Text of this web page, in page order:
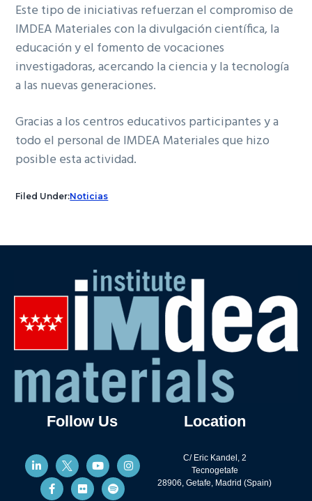
Este tipo de iniciativas refuerzan el compromiso de
IMDEA Materiales con la divulgación científica, la
educación y el fomento de vocaciones
investigadoras, acercando la ciencia y la tecnología
a las nuevas generaciones.
Gracias a los centros educativos participantes y a
todo el personal de IMDEA Materiales que hizo
posible esta actividad.
Filed Under:Noticias
Follow Us Location
C/ Eric Kandel, 2
Tecnogetafe
28906, Getafe, Madrid (Spain)